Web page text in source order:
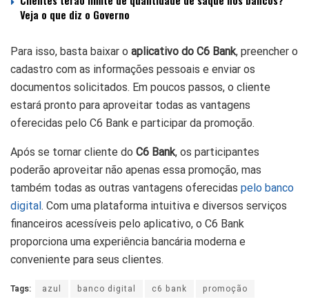
Veja o que diz o Governo
Para isso, basta baixar o aplicativo do C6 Bank, preencher o
cadastro com as informações pessoais e enviar os
documentos solicitados. Em poucos passos, o cliente
estará pronto para aproveitar todas as vantagens
oferecidas pelo C6 Bank e participar da promoção.
Após se tornar cliente do C6 Bank, os participantes
poderão aproveitar não apenas essa promoção, mas
também todas as outras vantagens oferecidas pelo banco
digital . Com uma plataforma intuitiva e diversos serviços
financeiros acessíveis pelo aplicativo, o C6 Bank
proporciona uma experiência bancária moderna e
conveniente para seus clientes.
Tags: azul banco digital c6 bank promoção